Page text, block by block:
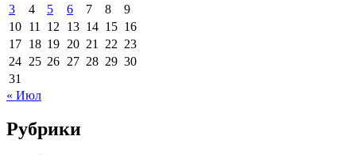
3
4 5 6 7 8
9
10 11 12 13 14 15 16
17 18 19 20 21 22 23
24 25 26 27 28 29 30
31
« Июл
Рубрики